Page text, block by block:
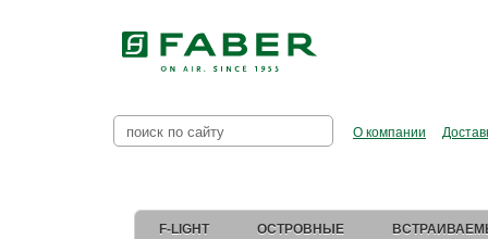
О компании
F-LIGHT ОСТРОВНЫЕ